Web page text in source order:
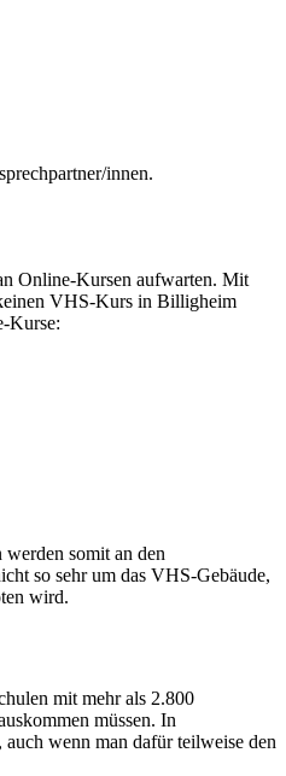
innen.
Online-Kursen aufwarten. Mit
VHS-Kurs in Billigheim
Kurse:
somit an den
so sehr um das VHS-Gebäude,
wird.
mit mehr als 2.800
müssen. In
wenn man dafür teilweise den